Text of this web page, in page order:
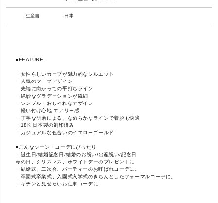
生産国 日本
■FEATURE
・女性らしいカーブが魅力的なシルエット
・人気のフープデザイン
・先端に向かっての平打ちライン
・絶妙なグラデーションが繊細
・シンプル・おしゃれなデザイン
・軽い付け心地 エアリー感
・丁寧な研磨による、なめらかなラインで着脱も快適
・18K 日本製の刻印済み
・カジュアルな色合いのイエローゴールド
■こんなシーン・コーデにぴったり
・誕生日/結婚記念日/結婚のお祝い/出産祝い/記念日
母の日、クリスマス、ホワイトデーのプレゼントに
・結婚式、二次会、パーティーのお呼ばれコーデに。
・卒園式卒業式、入園式入学式のきちんとしたフォーマルコーデに。
・キチンと見せたいお仕事コーデに